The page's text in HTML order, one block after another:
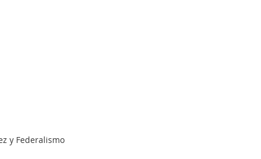
y Federalismo